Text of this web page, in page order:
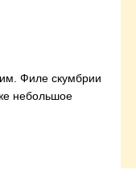
Филе скумбрии
небольшое